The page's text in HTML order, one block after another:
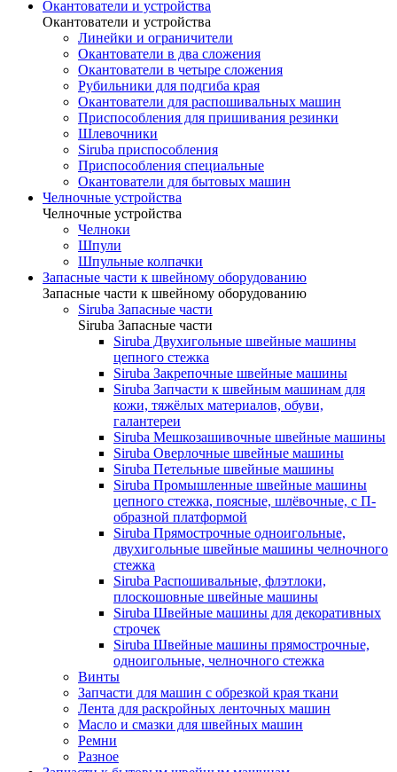
Окантователи и устройства
Окантователи и устройства
Линейки и ограничители
Окантователи в два сложения
Окантователи в четыре сложения
Рубильники для подгиба края
Окантователи для распошивальных машин
Приспособления для пришивания резинки
Шлевочники
Siruba приспособления
Приспособления специальные
Окантователи для бытовых машин
Челночные устройства
Челночные устройства
Челноки
Шпули
Шпульные колпачки
Запасные части к швейному оборудованию
Запасные части к швейному оборудованию
Siruba Запасные части
Siruba Запасные части
Siruba Двухигольные швейные машины
цепного стежка
Siruba Закрепочные швейные машины
Siruba Запчасти к швейным машинам для
кожи, тяжёлых материалов, обуви,
галантереи
Siruba Мешкозашивочные швейные машины
Siruba Оверлочные швейные машины
Siruba Петельные швейные машины
Siruba Промышленные швейные машины
цепного стежка, поясные, шлёвочные, с П-
образной платформой
Siruba Прямострочные одноигольные,
двухигольные швейные машины челночного
стежка
Siruba Распошивальные, флэтлоки,
плоскошовные швейные машины
Siruba Швейные машины для декоративных
строчек
Siruba Швейные машины прямострочные,
одноигольные, челночного стежка
Винты
Запчасти для машин с обрезкой края ткани
Лента для раскройных ленточных машин
Масло и смазки для швейных машин
Ремни
Разное